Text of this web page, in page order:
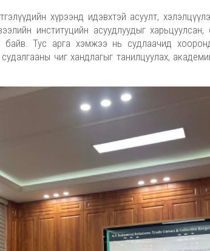
хүрээнд идэвхтэй асуулт,
институцийн асуудлуудыг
Тус арга хэмжээ нь судлаачид
чиг хандлагыг танилцуулах,